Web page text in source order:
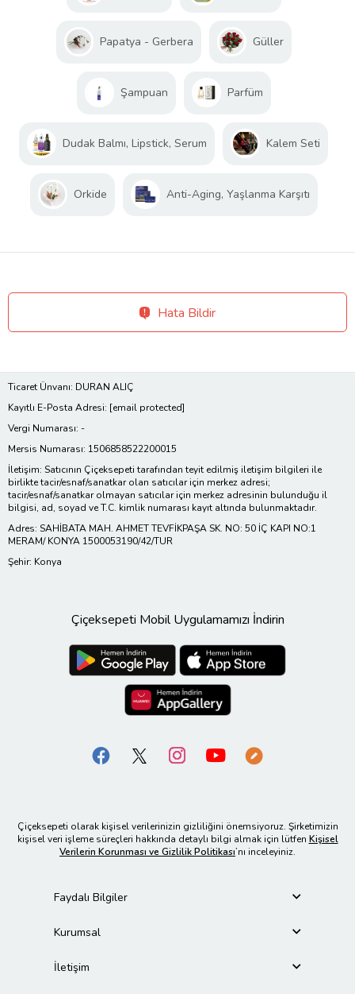
Papatya - Gerbera Güller
Şampuan Parfüm
Dudak Balmı, Lipstick, Serum Kalem Seti
Orkide Anti-Aging, Yaşlanma Karşıtı
Hata Bildir
Ticaret Ünvanı: DURAN ALIÇ
Kayıtlı E-Posta Adresi: [email protected]
Vergi Numarası: -
Mersis Numarası: 1506858522200015
İletişim: Satıcının Çiçeksepeti tarafından teyit edilmiş iletişim bilgileri ile
birlikte tacir/esnaf/sanatkar olan satıcılar için merkez adresi;
tacir/esnaf/sanatkar olmayan satıcılar için merkez adresinin bulunduğu il
bilgisi, ad, soyad ve T.C. kimlik numarası kayıt altında bulunmaktadır.
Adres: SAHİBATA MAH. AHMET TEVFİKPAŞA SK. NO: 50 İÇ KAPI NO:1
MERAM/ KONYA 1500053190/42/TUR
Şehir: Konya
Çiçeksepeti Mobil Uygulamamızı İndirin
Çiçeksepeti olarak kişisel verilerinizin gizliliğini önemsiyoruz. Şirketimizin
kişisel veri işleme süreçleri hakkında detaylı bilgi almak için lütfen Kişisel
Verilerin Korunması ve Gizlilik Politikası’nı inceleyiniz.
Faydalı Bilgiler
Kurumsal
İletişim